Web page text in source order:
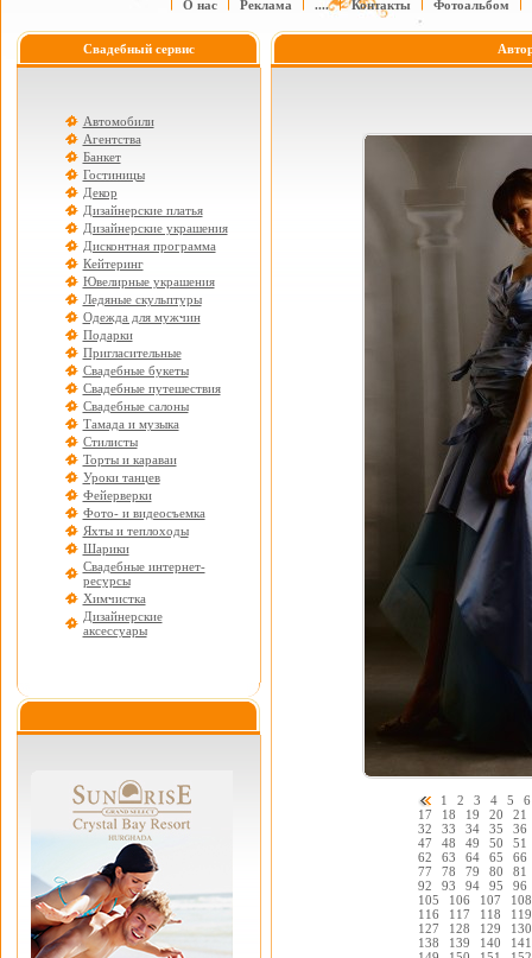
О нас Реклама .... Контакты Фотоальбом
Свадебный сервис
Автомобили
Агентства
Банкет
Гостиницы
Декор
Дизайнерские платья
Дизайнерские украшения
Дисконтная программа
Кейтеринг
Ювелирные украшения
Ледяные скульптуры
Одежда для мужчин
Подарки
Пригласительные
Свадебные букеты
Свадебные путешествия
Свадебные салоны
Тамада и музыка
Стилисты
Торты и караваи
Уроки танцев
Фейерверки
Фото- и видеосъемка
Яхты и теплоходы
Шарики
Свадебные интернет-
ресурсы
Химчистка
Дизайнерские
аксессуары
1 2 3 4 5
6
17
18 19 20
21
32
33 34 35
36
47
48 49 50
51
62
63 64 65
66
77
78 79 80
81
92
93 94 95
96
105
106 107
108
116
117 118
119
127
128 129
130
138
139 140
141